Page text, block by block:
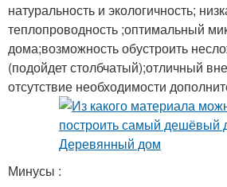
натуральность и экологичность;
теплопроводность ;оптимальный
дома;возможность обустроить
(подойдет столбчатый);отличный
отсутствие необходимости
Минусы :